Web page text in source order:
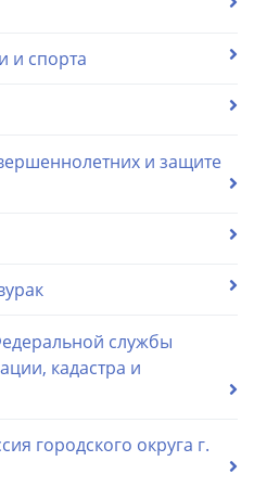
и спорта
и защите
службы
кадастра и
городского округа г.